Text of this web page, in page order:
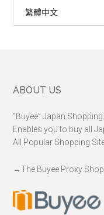
Footer
ABOUT US
“Buyee” Japan
Enables you to buy all
All Popular Shopping
→The Buyee Proxy